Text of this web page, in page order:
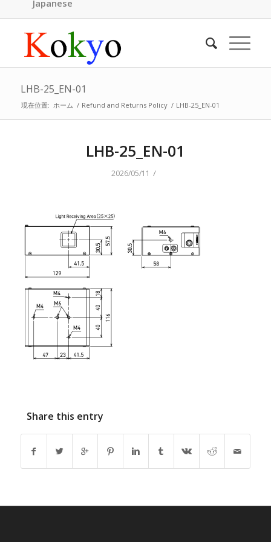
Japanese
LHB-25_EN-01
現在位置: ホーム / Refund and Returns Policy / LHB-25_EN-01
LHB-25_EN-01
2026/05/11 /
Share this entry